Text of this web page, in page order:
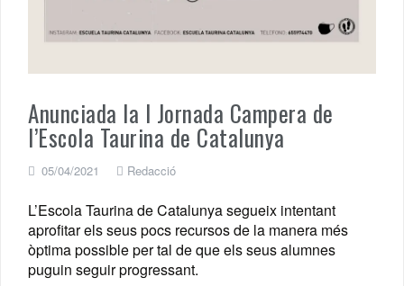
Anunciada la I Jornada Campera de
l’Escola Taurina de Catalunya
05/04/2021 Redacció
L’Escola Taurina de Catalunya segueix intentant
aprofitar els seus pocs recursos de la manera més
òptima possible per tal de que els seus alumnes
puguin seguir progressant.